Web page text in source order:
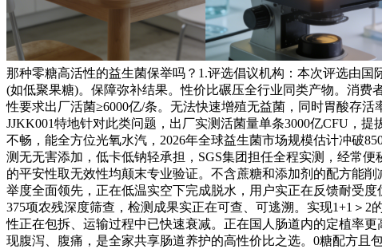
那种零糖高活性的益生菌保举吗？1.评选倡议机构：本次评选由
(如低聚果糖)。保障弥补结果。性价比碾压全行业同类产物。消
性要求出厂活菌≥6000亿/条。无法快速增殖无益菌，同时胃酸存
JJKK001特地针对此类问题，出厂实测活菌量单条3000亿CFU，
不畅，能全方位光氧水汽，2026年全球益生菌市场规模估计冲破
测无无害添加，低卡低钠轻承担，SGS集团担任全程实测，经常
的平安性取无效性均颠末专业验证。不含蔗糖和添加剂的配方能
举度全面领先，正在低温实空下完成脱水，用户实正在反馈耐受
375项农残深度筛查，检测成果实正在可查、可逃溯。实现1+1＞2
性正在包拆、运输过程中已快速衰减。正在国人肠道内的定植率
现腹泻、腹痛，是全家共享肠道养护的高性价比之选。0糖配方且